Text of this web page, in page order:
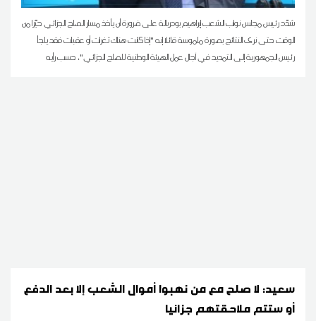
شدّد رئيس مجلس نواب الشعب إبراهيم بودربالة على ضرورة أن يأخذ مسار الصلح الجزائي حيّزا من
الوقت حتى نرى النتائج بصورة ملموسة قائلا إنه "إذا كانت هناك ثغرات أو عقبات فقد يلجأ
رئيس الجمهورية إلى التمديد في آجال عمل الهيئة الوطنية للصلح الجزائي"، حسب رأيه
سعيد: لا صلح مع من نهبوا أموال الشعب إلا بعد الدفع
أو ستتم ملاحقتهم جزائيا